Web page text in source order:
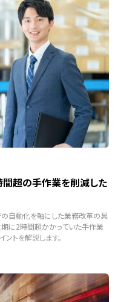
超の手作業を削減した
自動化を軸にした業務改革の具
期に2時間超かかっていた手作業
トを解説します。